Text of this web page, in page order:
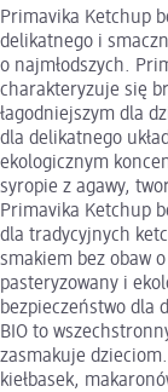
Primavika Ketchup
delikatnego i
o najmłodszych.
charakteryzuje się
łagodniejszym dla
dla delikatnego
ekologicznym
syropie z agawy,
Primavika Ketchup
dla tradycyjnych
smakiem bez obaw
pasteryzowany i
bezpieczeństwo dla
BIO to
zasmakuje
kiełbasek,